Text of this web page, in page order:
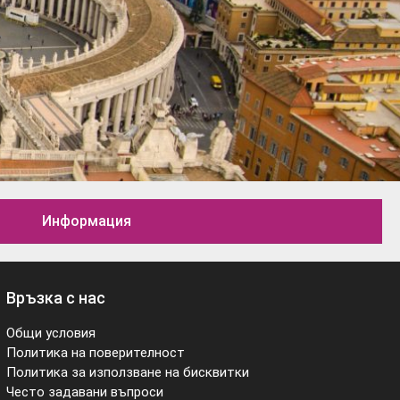
Информация
Връзка с нас
Общи условия
Политика на поверителност
Политика за използване на бисквитки
Често задавани въпроси